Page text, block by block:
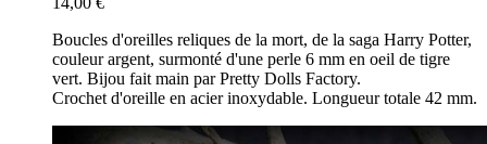
Boucles d'oreilles reliques de la mort, de la saga Harry Potter,
couleur argent, surmonté d'une perle 6 mm en oeil de tigre
vert. Bijou fait main par Pretty Dolls Factory.
Crochet d'oreille en acier inoxydable. Longueur totale 42 mm.